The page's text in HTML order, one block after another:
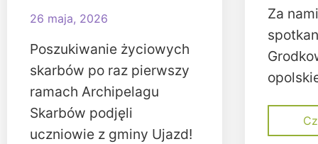
26 maja, 2026
Poszukiwanie życiowych
skarbów po raz pierwszy
ramach Archipelagu
Skarbów podjęli
uczniowie z gminy Ujazd!
Za